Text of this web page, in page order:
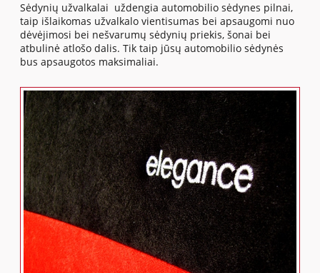
Sėdynių užvalkalai uždengia automobilio sėdynes pilnai,
taip išlaikomas užvalkalo vientisumas bei apsaugomi nuo
dėvėjimosi bei nešvarumų sėdynių priekis, šonai bei
atbulinė atlošo dalis. Tik taip jūsų automobilio sėdynės
bus apsaugotos maksimaliai.